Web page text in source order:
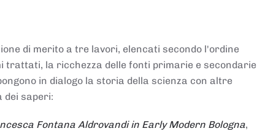
di merito a tre lavori, elencati secondo l'ordine
trattati, la ricchezza delle fonti primarie e secondarie
in dialogo la storia della scienza con altre
dei saperi:
Fontana Aldrovandi in Early Modern Bologna,